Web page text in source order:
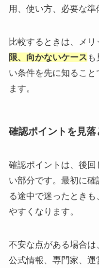
用、使い方、必要な準
比較するときは、メリ
限、向かないケース
い条件を先に知るこ
ます。
確認ポイントを見
確認ポイントは、後
い部分です。最初に
る途中で迷ったとき
やすくなります。
不安な点がある場合は
公式情報、専門家、